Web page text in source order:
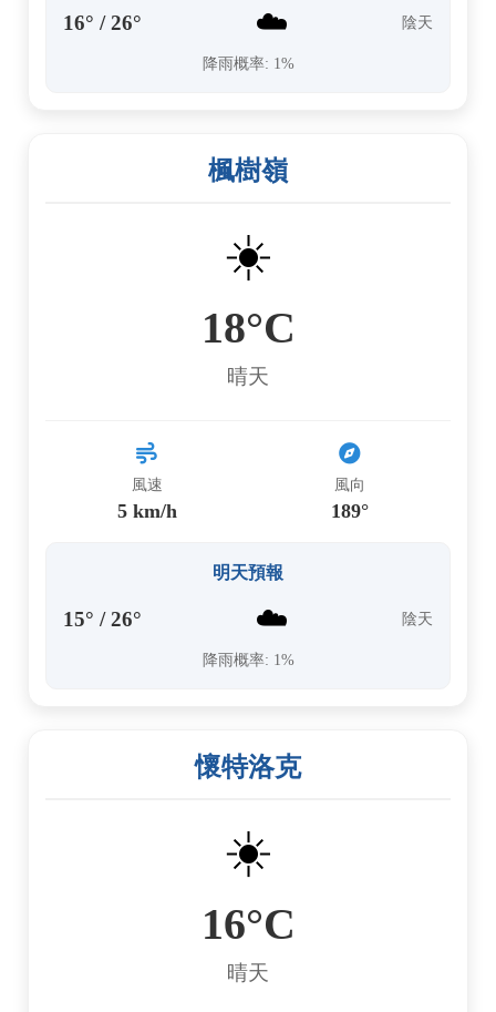
16° / 26° ☁️ 陰天
降雨概率: 1%
楓樹嶺
☀️
18°C
晴天
風速
5 km/h
風向
189°
明天預報
15° / 26° ☁️ 陰天
降雨概率: 1%
懷特洛克
☀️
16°C
晴天